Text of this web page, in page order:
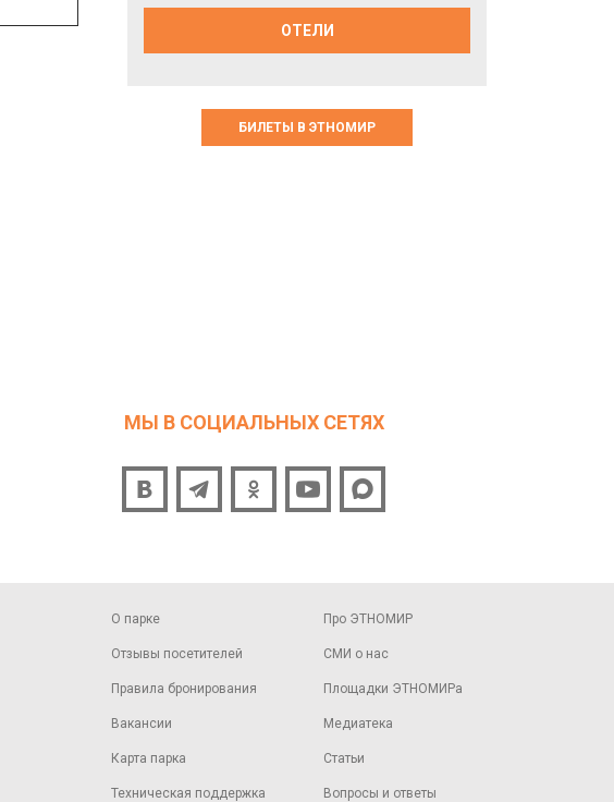
ОТЕЛИ
БИЛЕТЫ В ЭТНОМИР
МЫ В СОЦИАЛЬНЫХ СЕТЯХ
О парке
Отзывы посетителей
Правила бронирования
Вакансии
Карта парка
Техническая поддержка
Про ЭТНОМИР
СМИ о нас
Площадки ЭТНОМИРа
Медиатека
Статьи
Вопросы и ответы